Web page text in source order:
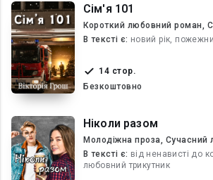
Сім'я 101
Короткий любовний роман,
роман
В текcті є: новий рік,
14 стор.
Безкоштовно
Ніколи разом
Молодіжна проза, Сучасний
В текcті є: від ненависті до
любовний трикутник